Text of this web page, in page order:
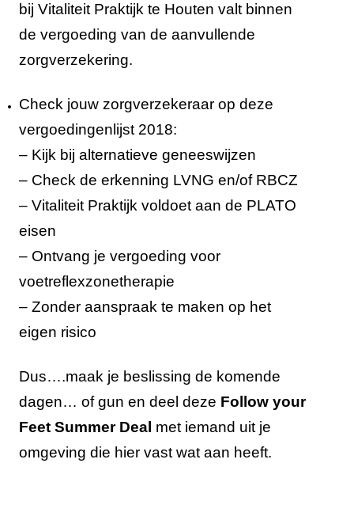
bij Vitaliteit Praktijk te Houten valt binnen
de vergoeding van de aanvullende
zorgverzekering.
Check jouw zorgverzekeraar op deze
vergoedingenlijst 2018:
– Kijk bij alternatieve geneeswijzen
– Check de erkenning LVNG en/of RBCZ
– Vitaliteit Praktijk voldoet aan de PLATO
eisen
– Ontvang je vergoeding voor
voetreflexzonetherapie
– Zonder aanspraak te maken op het
eigen risico
Dus….maak je beslissing de komende
dagen… of gun en deel deze Follow your
Feet Summer Deal met iemand uit je
omgeving die hier vast wat aan heeft.